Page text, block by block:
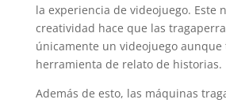
la experiencia de videojuego. Este
creatividad hace que las
únicamente un videojuego
herramienta de relato de historias.
Además de esto, las máquinas